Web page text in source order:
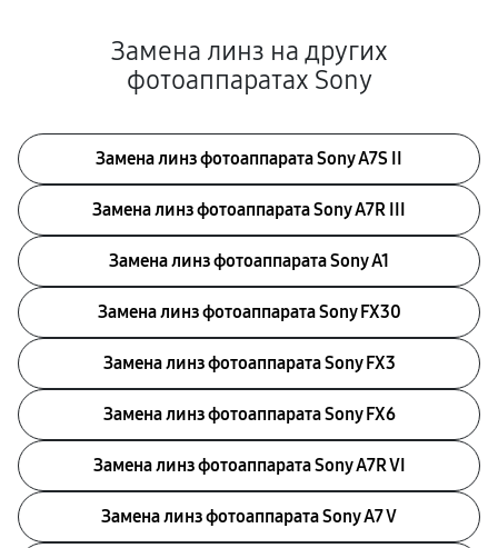
Замена линз на других
фотоаппаратах Sony
Замена линз фотоаппарата Sony A7S II
Замена линз фотоаппарата Sony A7R III
Замена линз фотоаппарата Sony A1
Замена линз фотоаппарата Sony FX30
Замена линз фотоаппарата Sony FX3
Замена линз фотоаппарата Sony FX6
Замена линз фотоаппарата Sony A7R VI
Замена линз фотоаппарата Sony A7 V